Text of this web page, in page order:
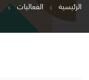
الرئيسية
الفعاليات